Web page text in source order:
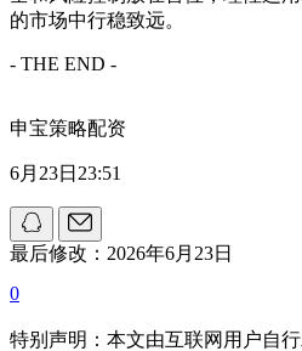
的市场中行稳致远。
- THE END -
申宝策略配资
6月23日23:51
最后修改：2026年6月23日
0
特别声明：本文由互联网用户自